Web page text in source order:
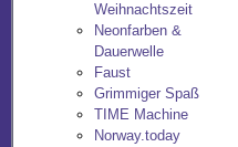
Weihnachtszeit
Neonfarben &
Dauerwelle
Faust
Grimmiger Spaß
TIME Machine
Norway.today